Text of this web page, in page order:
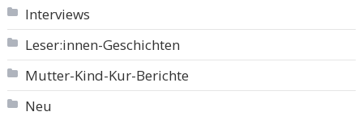
Interviews
Leser:innen-Geschichten
Mutter-Kind-Kur-Berichte
Neu